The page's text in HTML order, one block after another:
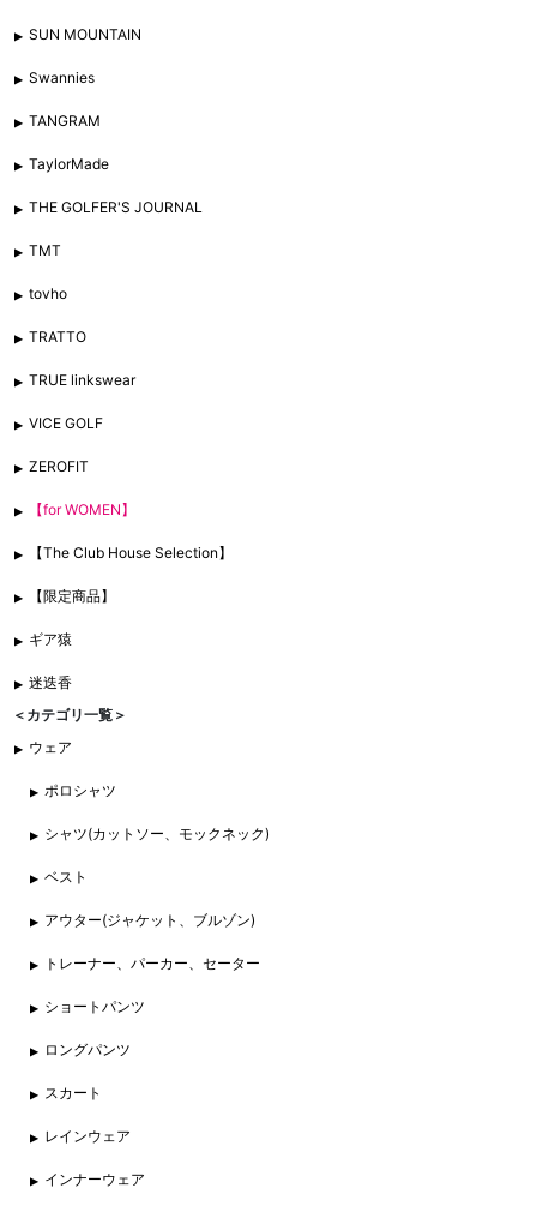
SUN MOUNTAIN
Swannies
TANGRAM
TaylorMade
THE GOLFER'S JOURNAL
TMT
tovho
TRATTO
TRUE linkswear
VICE GOLF
ZEROFIT
【for WOMEN】
【The Club House Selection】
【限定商品】
ギア猿
迷迭香
＜カテゴリ一覧＞
ウェア
ポロシャツ
シャツ(カットソー、モックネック)
ベスト
アウター(ジャケット、ブルゾン)
トレーナー、パーカー、セーター
ショートパンツ
ロングパンツ
スカート
レインウェア
インナーウェア